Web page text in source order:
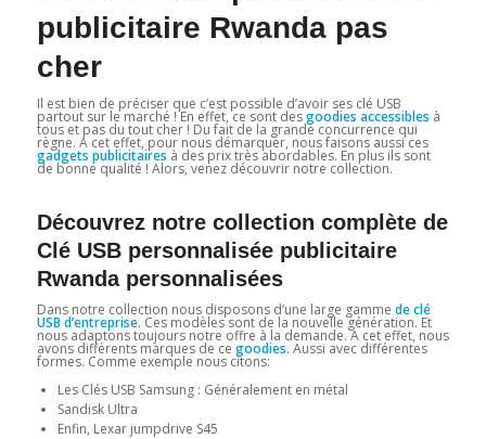
publicitaire Rwanda pas
cher
Il est bien de préciser que c’est possible d’avoir ses clé USB
partout sur le marché ! En effet, ce sont desgoodies accessibles à
tous et pas du tout cher ! Du fait de la grande concurrence qui
règne. A cet effet, pour nous démarquer, nous faisons aussi ces
gadgets publicitaires à des prix très abordables. En plus ils sont
de bonne qualité ! Alors, venez découvrir notre collection.
Découvrez notre collection complète de
Clé USB personnalisée publicitaire
Rwanda personnalisées
Dans notre collection nous disposons d’une large gamme de clé
USB d’entreprise. Ces modèles sont de la nouvelle génération. Et
nous adaptons toujours notre offre à la demande. A cet effet, nous
avons différents marques de ce goodies. Aussi avec différentes
formes. Comme exemple nous citons:
Les Clés USB Samsung : Généralement en métal
Sandisk Ultra
Enfin, Lexar jumpdrive S45